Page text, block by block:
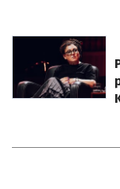
otworzy się w